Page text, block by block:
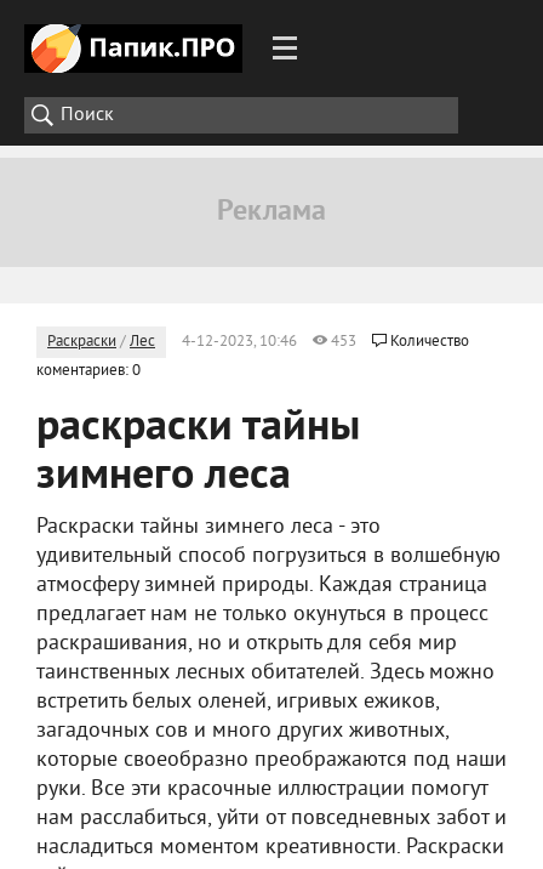
Раскраски /Лес 4-12-2023, 10:46 453
Количество
коментариев: 0
раскраски тайны
зимнего леса
Раскраски тайны зимнего леса - это
удивительный способ погрузиться в волшебную
атмосферу зимней природы. Каждая страница
предлагает нам не только окунуться в процесс
раскрашивания, но и открыть для себя мир
таинственных лесных обитателей. Здесь можно
встретить белых оленей, игривых ежиков,
загадочных сов и много других животных,
которые своеобразно преображаются под наши
руки. Все эти красочные иллюстрации помогут
нам расслабиться, уйти от повседневных забот и
насладиться моментом креативности. Раскраски